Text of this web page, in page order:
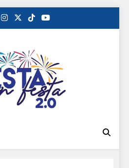
festa en festa 2.0